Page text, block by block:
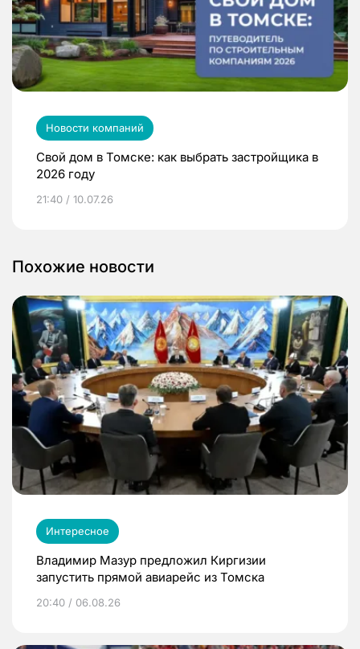
Новости компаний
Свой дом в Томске: как выбрать застройщика в
2026 году
21:40 / 10.07.26
Похожие новости
Интересное
Владимир Мазур предложил Киргизии
запустить прямой авиарейс из Томска
20:40 / 06.08.26